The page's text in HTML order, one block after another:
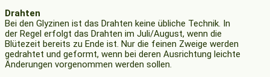
Drahten
Bei den Glyzinen ist das Drahten keine übliche Technik. In
der Regel erfolgt das Drahten im Juli/August, wenn die
Blütezeit bereits zu Ende ist. Nur die feinen Zweige werden
gedrahtet und geformt, wenn bei deren Ausrichtung leichte
Änderungen vorgenommen werden sollen.